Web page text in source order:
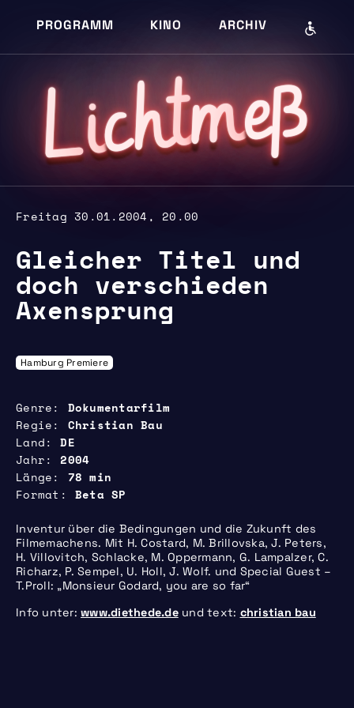
PROGRAMM KINO ARCHIV
Lichtmeß
Freitag 30.01.2004, 20.00
Gleicher Titel und
doch verschieden
Axensprung
Hamburg Premiere
Genre
Dokumentarfilm
Regie
Christian Bau
Land
DE
Jahr
2004
Länge
78 min
Format
Beta SP
Inventur über die Bedingungen und die Zukunft des
Filmemachens. Mit H. Costard, M. Brillovska, J. Peters,
H. Villovitch, Schlacke, M. Oppermann, G. Lampalzer, C.
Richarz, P. Sempel, U. Holl, J. Wolf. und Special Guest –
T.Proll: „Monsieur Godard, you are so far“
Info unter: www.diethede.deund text: christian bau